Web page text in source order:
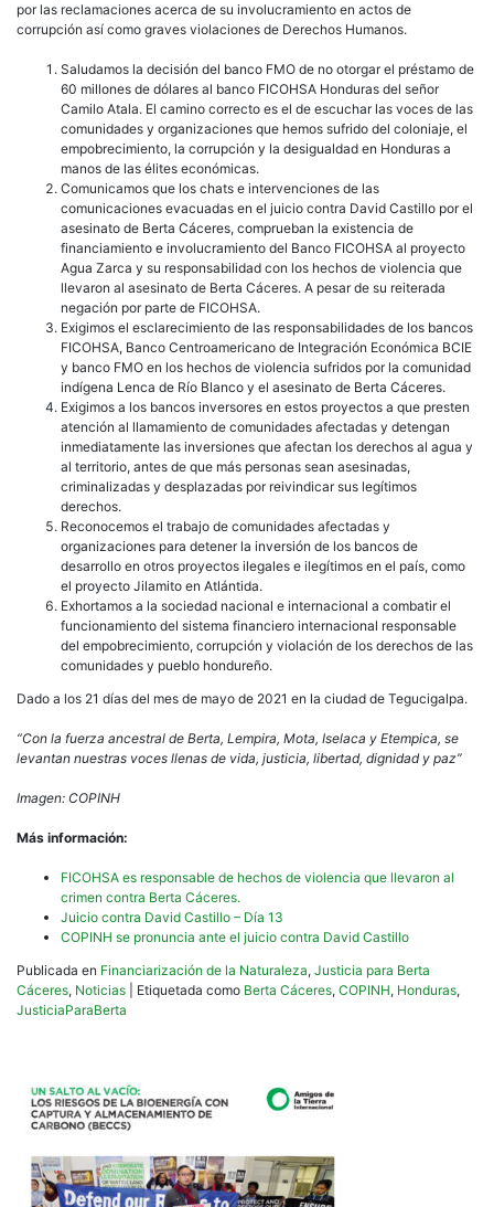
que
al
por las reclamaciones acerca de su involucramiento en actos de
corrupción así como graves violaciones de Derechos Humanos.
Saludamos la decisión del banco FMO de no otorgar el préstamo de
60 millones de dólares al banco FICOHSA Honduras del señor
Camilo Atala. El camino correcto es el de escuchar las voces de las
comunidades y organizaciones que hemos sufrido del coloniaje, el
empobrecimiento, la corrupción y la desigualdad en Honduras a
manos de las élites económicas.
Comunicamos que los chats e intervenciones de las
comunicaciones evacuadas en el juicio contra David Castillo por el
asesinato de Berta Cáceres, comprueban la existencia de
financiamiento e involucramiento del Banco FICOHSA al proyecto
Agua Zarca y su responsabilidad con los hechos de violencia que
llevaron al asesinato de Berta Cáceres. A pesar de su reiterada
negación por parte de FICOHSA.
Exigimos el esclarecimiento de las responsabilidades de los bancos
FICOHSA, Banco Centroamericano de Integración Económica BCIE
y banco FMO en los hechos de violencia sufridos por la comunidad
indígena Lenca de Río Blanco y el asesinato de Berta Cáceres.
Exigimos a los bancos inversores en estos proyectos a que presten
atención al llamamiento de comunidades afectadas y detengan
inmediatamente las inversiones que afectan los derechos al agua y
al territorio, antes de que más personas sean asesinadas,
criminalizadas y desplazadas por reivindicar sus legítimos
derechos.
Reconocemos el trabajo de comunidades afectadas y
organizaciones para detener la inversión de los bancos de
desarrollo en otros proyectos ilegales e ilegítimos en el país, como
el proyecto Jilamito en Atlántida.
Exhortamos a la sociedad nacional e internacional a combatir el
funcionamiento del sistema financiero internacional responsable
del empobrecimiento, corrupción y violación de los derechos de las
comunidades y pueblo hondureño.
Dado a los 21 días del mes de mayo de 2021 en la ciudad de Tegucigalpa.
“Con la fuerza ancestral de Berta, Lempira, Mota, Iselaca y Etempica, se
levantan nuestras voces llenas de vida, justicia, libertad, dignidad y paz”
Imagen: COPINH
Más información:
FICOHSA es responsable de hechos de violencia que llevaron al
crimen contra Berta Cáceres.
Juicio contra David Castillo – Día 13
COPINH se pronuncia ante el juicio contra David Castillo
Publicada en Financiarización de la Naturaleza, Justicia para Berta
Cáceres, Noticias Etiquetada como Berta Cáceres, COPINH, Honduras,
JusticiaParaBerta